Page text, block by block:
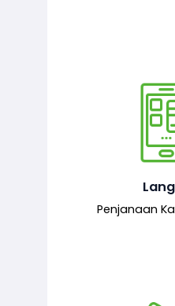
Penjanaan
Setelah